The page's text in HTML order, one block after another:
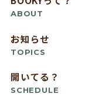
ABOUT
お知らせ
TOPICS
開いてる？
SCHEDULE